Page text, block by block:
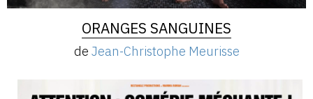
ORANGES SANGUINES
de Jean-Christophe Meurisse